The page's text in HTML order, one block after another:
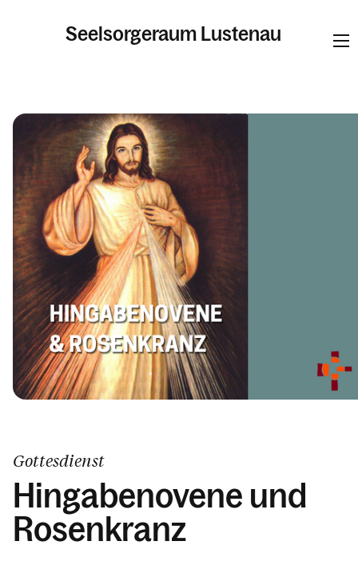
Seelsorgeraum Lustenau
Pfarren
Kalender
Personen
Kontakt
Gottesdienst
Hingabenovene und
Rosenkranz